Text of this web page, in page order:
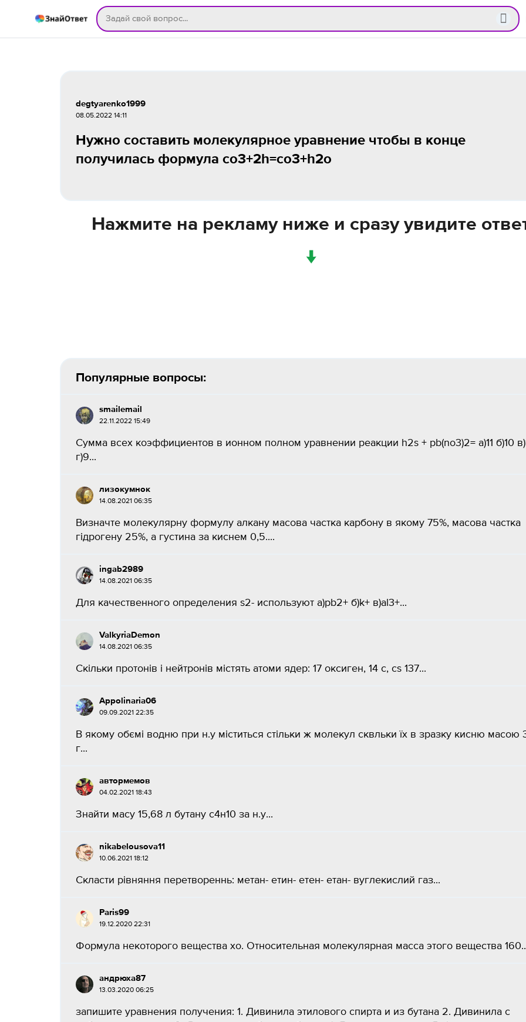
degtyarenko1999
08.05.2022 14:11
Нужно составить молекулярное уравнение чтобы в конце
получилась формула co3+2h=co3+h2o
Нажмите на рекламу ниже и сразу увидите
↓
Популярные вопросы:
smailemail
22.11.2022 15:49
Сумма всех коэффициентов в ионном полном уравнении реакции h2s + pb(no3)2= а)11 б)10
г)9...
лизокумнок
14.08.2021 06:35
Визначте молекулярну формулу алкану масова частка карбону в якому 75%, масова частка
гідрогену 25%, а густина за киснем 0,5....
ingab2989
14.08.2021 06:35
Для качественного определения s2- используют а)pb2+ б)k+ в)al3+...
ValkyriaDemon
14.08.2021 06:35
Скільки протонів і нейтронів містять атоми ядер: 17 оксиген, 14 с, cs 137...
Appolinaria06
09.09.2021 22:35
В якому обємі водню при н.у міститься стільки ж молекул сквльки їх в зразку кисню масою
г...
автормемов
04.02.2021 18:43
Знайти масу 15,68 л бутану с4н10 за н.у...
nikabelousova11
10.06.2021 18:12
Скласти рiвняння перетвореннь: метан- етин- етен- етан- вуглекислий газ...
Paris99
19.12.2020 22:31
Формула некоторого вещества хо. Относительная молекулярная масса этого вещества
андрюха87
13.03.2020 06:25
запишите уравнения получения: 1. Дивинила этилового спирта и из бутана 2. Дивинила с